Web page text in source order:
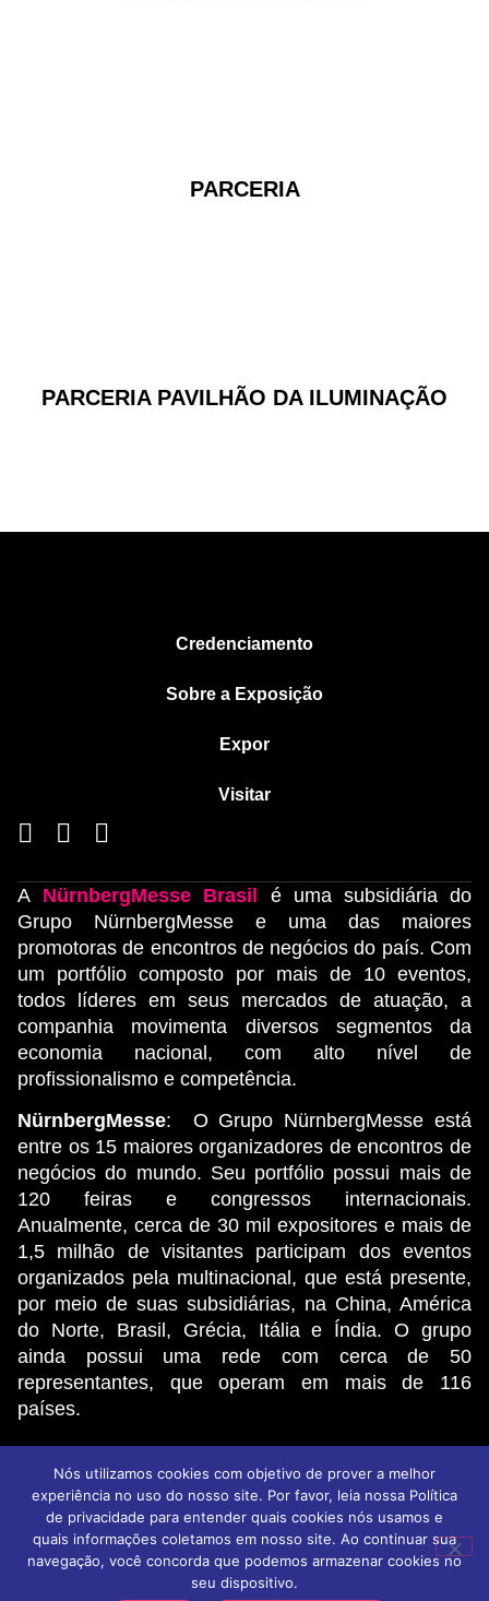
PARCERIA
PARCERIA PAVILHÃO DA ILUMINAÇÃO
Credenciamento
Sobre a Exposição
Expor
Visitar
A NürnbergMesse Brasil
é uma subsidiária do
Grupo NürnbergMesse e uma das maiores
promotoras de encontros de negócios do país. Com
um portfólio composto por mais de 10 eventos,
todos líderes em seus mercados de atuação, a
companhia movimenta diversos segmentos da
economia nacional, com alto nível de
profissionalismo e competência.
NürnbergMesse: O Grupo NürnbergMesse está
entre os 15 maiores organizadores de encontros de
negócios do mundo. Seu portfólio possui mais de
120 feiras e congressos internacionais.
Anualmente, cerca de 30 mil expositores e mais de
1,5 milhão de visitantes participam dos eventos
organizados pela multinacional, que está presente,
por meio de suas subsidiárias, na China, América
do Norte, Brasil, Grécia, Itália e Índia. O grupo
ainda possui uma rede com cerca de 50
representantes, que operam em mais de 116
países.
© 2026 NMB - Todos os direitos reservados
Política de privacidadeAviso de privacidade
Termos de Uso
Nós utilizamos cookies com objetivo de prover a melhor
experiência no uso do nosso site. Por favor, leia nossa Política
de privacidade para entender quais cookies nós usamos e
quais informações coletamos em nosso site. Ao continuar sua
navegação, você concorda que podemos armazenar cookies no
seu dispositivo.